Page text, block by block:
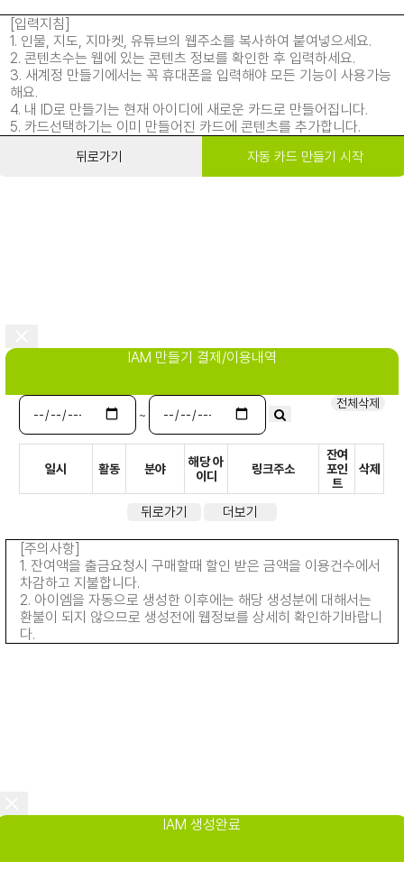
[입력지침]
1. 인물, 지도, 지마켓, 유튜브의 웹주소를 복사하여 붙여넣으세요.
2. 콘텐츠수는 웹에 있는 콘텐츠 정보를 확인한 후 입력하세요.
3. 새계정 만들기에서는 꼭 휴대폰을 입력해야 모든 기능이 사용가능
해요.
4. 내 ID로 만들기는 현재 아이디에 새로운 카드로 만들어집니다.
5. 카드선택하기는 이미 만들어진 카드에 콘텐츠를 추가합니다.
뒤로가기 자동 카드 만들기 시작
IAM 만들기 결제/이용내역
~
전체삭제
일시 활동 분야
해당 아
이디
링크주소
잔여
포인
트
삭제
뒤로가기 더보기
[주의사항]
1. 잔여액을 출금요청시 구매할때 할인 받은 금액을 이용건수에서
차감하고 지불합니다.
2. 아이엠을 자동으로 생성한 이후에는 해당 생성분에 대해서는
환불이 되지 않으므로 생성전에 웹정보를 상세히 확인하기바랍니
다.
IAM 생성완료